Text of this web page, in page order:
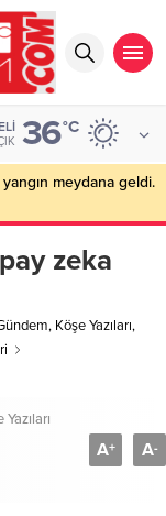
36°C
meydana geldi.
zeka
, Köşe Yazıları,
Yazıları
A+ A-